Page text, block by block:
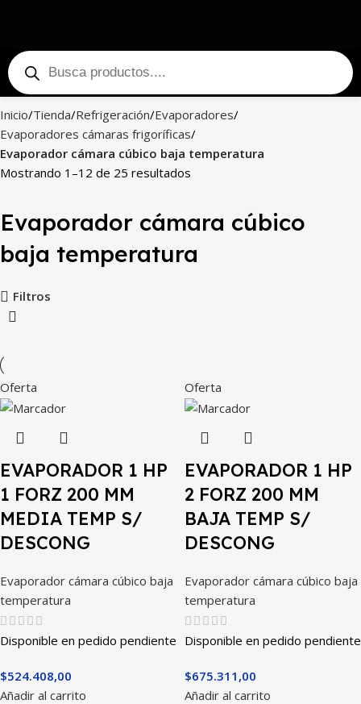
Inicio Tienda Refrigeración Evaporadores
Evaporadores cámaras frigoríficas
Evaporador cámara cúbico baja temperatura
Mostrando 1–12 de 25 resultados
Evaporador cámara cúbico
baja temperatura
Filtros
Oferta
EVAPORADOR 1 HP
1 FORZ 200 MM
MEDIA TEMP S/
DESCONG
Evaporador cámara cúbico baja
temperatura
Disponible en pedido pendiente
$524.408,00
Añadir al carrito
Oferta
EVAPORADOR 1 HP
2 FORZ 200 MM
BAJA TEMP S/
DESCONG
Evaporador cámara cúbico baja
temperatura
Disponible en pedido pendiente
$675.311,00
Añadir al carrito